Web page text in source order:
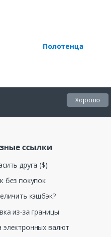
Полотенца
Хорошо
ссылки
друга ($)
без покупок
кэшбэк?
из-за границы
валют